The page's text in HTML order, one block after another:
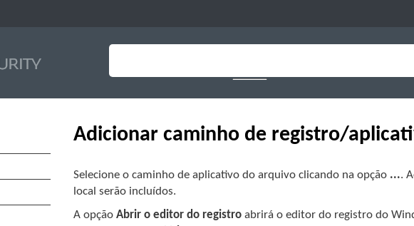
Adicionar caminho de registro/
Selecione o caminho de aplicativo do arquivo clicando na opção ....
local serão incluídos.
A opçãoAbrir o editor do registro abrirá o editor do registro do